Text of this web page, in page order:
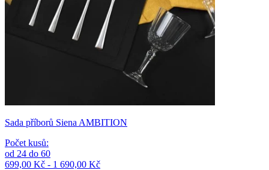
Sada příborů Siena AMBITION
Počet kusů:
od 24 do 60
699,00 Kč - 1 690,00 Kč